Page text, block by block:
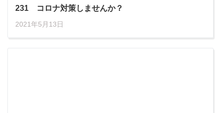
231 コロナ対策しませんか？
2021年5月13日